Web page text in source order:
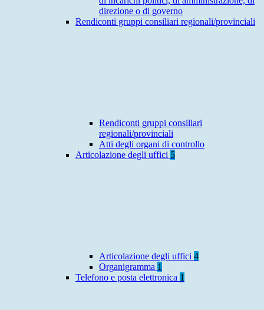
direzione o di governo
Rendiconti gruppi consiliari regionali/provinciali
Rendiconti gruppi consiliari
regionali/provinciali
Atti degli organi di controllo
Articolazione degli uffici 5
Articolazione degli uffici 4
Organigramma 1
Telefono e posta elettronica 1